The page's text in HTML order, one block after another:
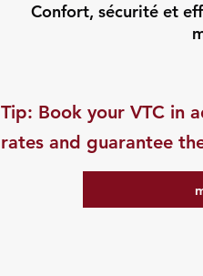
Confort, sécurité et
​Tip: Book your VTC in
rates and guarantee